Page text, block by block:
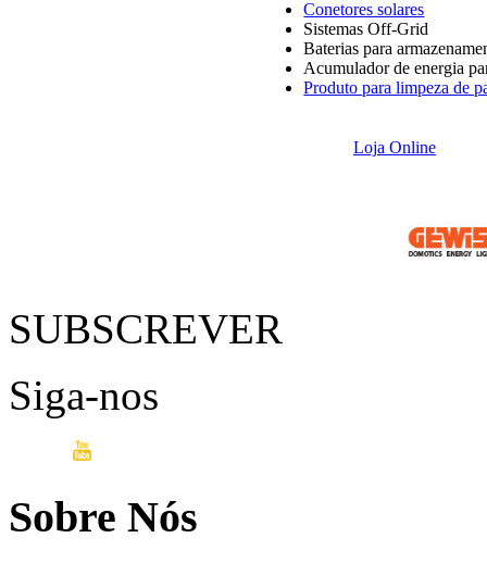
Conetores solares
Sistemas Off-Grid
Baterias para
Acumulador de energia
Produto para limpeza de
Loja Online
SUBSCREVER
Siga-nos
Sobre Nós